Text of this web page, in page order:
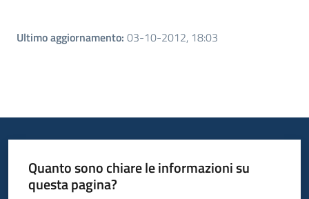
Ultimo aggiornamento: 03-10-2012, 18:03
Quanto sono chiare le informazioni su
questa pagina?